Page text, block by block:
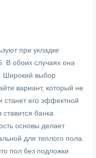
при укладке
В обоих случаях она
Широкий выбор
вариант, который не
станет его эффектной
банка
основы делает
для теплого пола.
пол без подложки